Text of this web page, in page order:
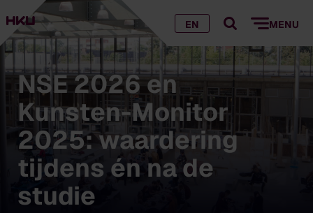
EN MENU
NSE 2026 en
Kunsten-Monitor
2025: waardering
tijdens én na de
studie